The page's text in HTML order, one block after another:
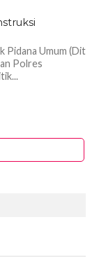
Pidana Umum (Dit
Polres